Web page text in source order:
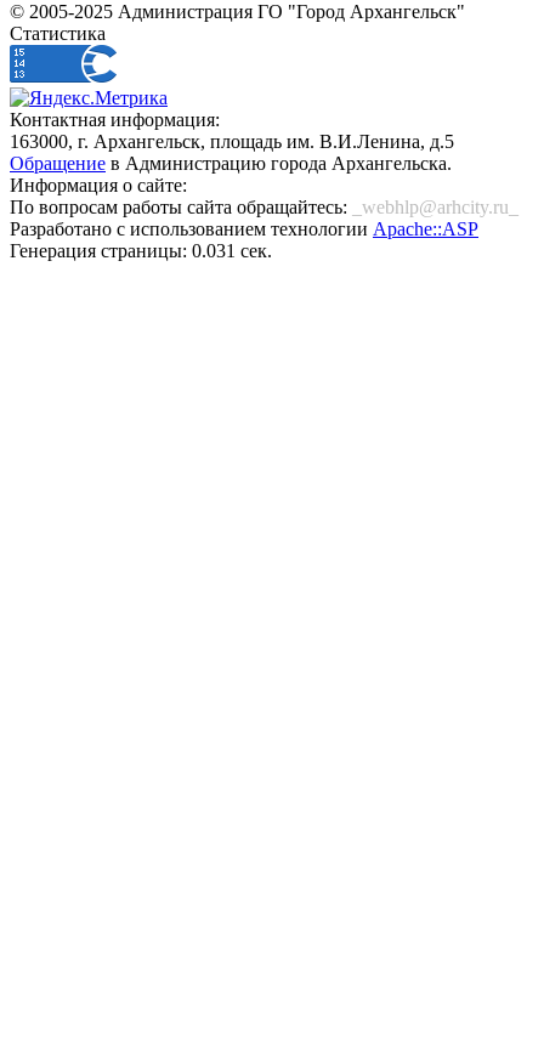
© 2005-2025 Администрация ГО "Город Архангельск"
Статистика
Контактная информация:
163000, г. Архангельск, площадь им. В.И.Ленина, д.5
Обращение в Администрацию города Архангельска.
Информация о сайте:
По вопросам работы сайта обращайтесь:
_webhlp@arhcity.ru_
Разработано с использованием технологии Apache::ASP
Генерация страницы: 0.031 сек.